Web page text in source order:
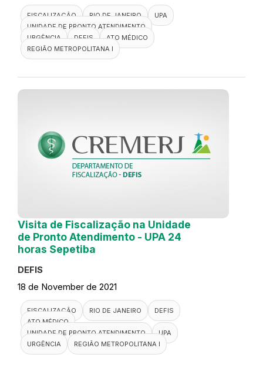
FISCALIZAÇÃO RIO DE JANEIRO
UPA
UNIDADE DE PRONTO ATENDIMENTO
URGÊNCIA
DEFIS
ATO MÉDICO
REGIÃO METROPOLITANA I
Visita de Fiscalização na Unidade
de Pronto Atendimento - UPA 24
horas Sepetiba
DEFIS
18 de November de 2021
FISCALIZAÇÃO RIO DE JANEIRO
DEFIS
ATO MÉDICO
UNIDADE DE PRONTO ATENDIMENTO
UPA
URGÊNCIA
REGIÃO METROPOLITANA I